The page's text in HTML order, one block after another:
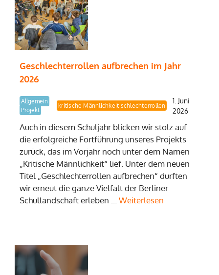
Geschlechterrollen aufbrechen im Jahr
2026
Allgemein
Projekt
Demokratielernen Geschlechterrollen
kritische Männlichkeit
1. Juni
2026
Auch in diesem Schuljahr blicken wir stolz auf
die erfolgreiche Fortführung unseres Projekts
zurück, das im Vorjahr noch unter dem Namen
„Kritische Männlichkeit“ lief. Unter dem neuen
Titel „Geschlechterrollen aufbrechen“ durften
wir erneut die ganze Vielfalt der Berliner
Schullandschaft erleben … Weiterlesen